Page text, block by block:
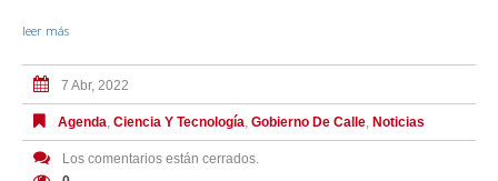
leer más
7 Abr, 2022
Agenda, Ciencia Y Tecnología, Gobierno De Calle, Noticias
Los comentarios están cerrados.